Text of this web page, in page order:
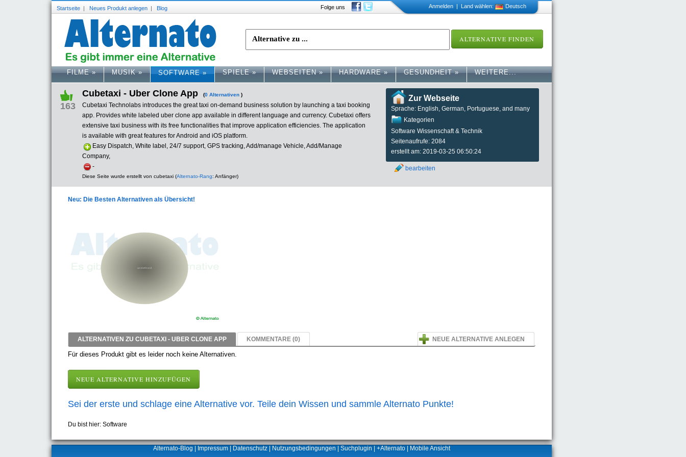
Startseite | Neues Produkt anlegen | Blog Folge uns Anmelden | Land wählen: Deutsch
ALTERNATIVE FINDEN
FILME» MUSIK» SOFTWARE» SPIELE» WEBSEITEN» HARDWARE» GESUNDHEIT» WEITERE...
Zur Webseite
Sprache: English, German, Portuguese, and many
Kategorien
Software Wissenschaft & Technik
Seitenaufrufe: 2084
erstellt am: 2019-03-25 06:50:24
bearbeiten
163
Cubetaxi - Uber Clone App (0 Alternativen )
Cubetaxi Technolabs introduces the great taxi on-demand business solution by launching a taxi booking
app. Provides white labeled uber clone app available in different language and currency. Cubetaxi offers
extensive taxi business with its free functionalities that improve application efficiencies. The application
is available with great features for Android and iOS platform.
Easy Dispatch, White label, 24/7 support, GPS tracking, Add/manage Vehicle, Add/Manage
Company,
-
Diese Seite wurde erstellt von cubetaxi (Alternato-Rang: Anfänger)
Neu: Die Besten Alternativen als Übersicht!
ALTERNATIVEN ZU CUBETAXI - UBER CLONE APP KOMMENTARE (0) NEUE ALTERNATIVE ANLEGEN
Für dieses Produkt gibt es leider noch keine Alternativen.
NEUE ALTERNATIVE HINZUFÜGEN
Sei der erste und schlage eine Alternative vor. Teile dein Wissen und sammle Alternato Punkte!
Du bist hier: Software
Alternato-Blog Impressum Datenschutz Nutzungsbedingungen Suchplugin +Alternato Mobile Ansicht